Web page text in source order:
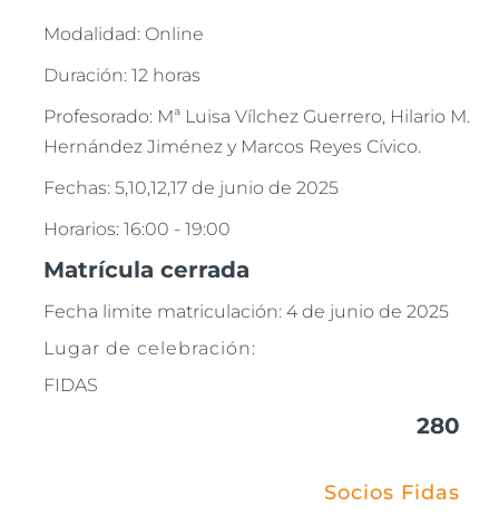
Modalidad: Online
Duración: 12 horas
Profesorado: Mª Luisa Vílchez Guerrero, Hilario M.
Hernández Jiménez y Marcos Reyes Cívico.
Fechas: 5,10,12,17 de junio de 2025
Horarios: 16:00 - 19:00
Matrícula cerrada
Fecha limite matriculación: 4 de junio de 2025
Lugar de celebración:
FIDAS
280
Socios Fidas